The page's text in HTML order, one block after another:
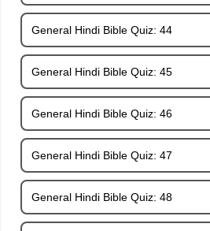
General Hindi Bible Quiz: 44
General Hindi Bible Quiz: 45
General Hindi Bible Quiz: 46
General Hindi Bible Quiz: 47
General Hindi Bible Quiz: 48